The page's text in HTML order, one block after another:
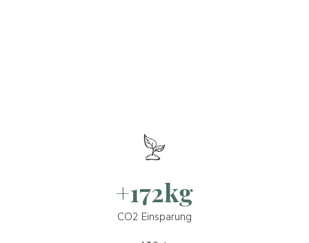
+172kg
CO2 Einsparung